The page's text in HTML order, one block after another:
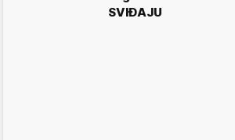
SVIĐAJU